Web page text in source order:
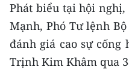
Media Thể thao
Media Giáo dục
Media Y tế
Phát biểu tại hội
Mạnh, Phó Tư lệnh
đánh giá cao sự cống
Trịnh Kim Khâm qua